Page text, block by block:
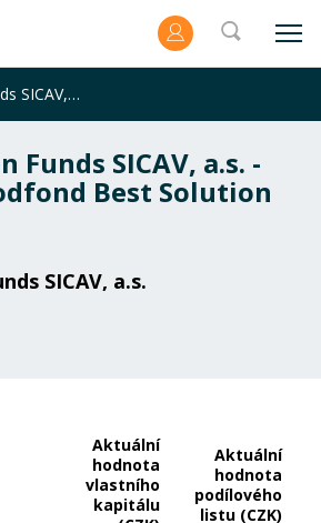
Best Solution Funds SICAV, a.s. - Vyvážený podfond Best Solution Funds
Funds SICAV, a.s. -
Best Solution
SICAV, a.s.
Aktuální
hodnota
vlastního
kapitálu
Aktuální
hodnota
podílového
listu (CZK)